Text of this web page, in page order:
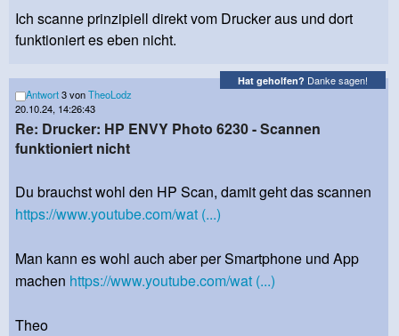
Ich scanne prinzipiell direkt vom Drucker aus und dort
funktioniert es eben nicht.
Hat geholfen? Danke sagen!
Antwort3 vonTheoLodz
20.10.24, 14:26:43
Re: Drucker: HP ENVY Photo 6230 - Scannen
funktioniert nicht
Du brauchst wohl den HP Scan, damit geht das scannen
https://www.youtube.com/wat (...)
Man kann es wohl auch aber per Smartphone und App
machen https://www.youtube.com/wat (...)
Theo